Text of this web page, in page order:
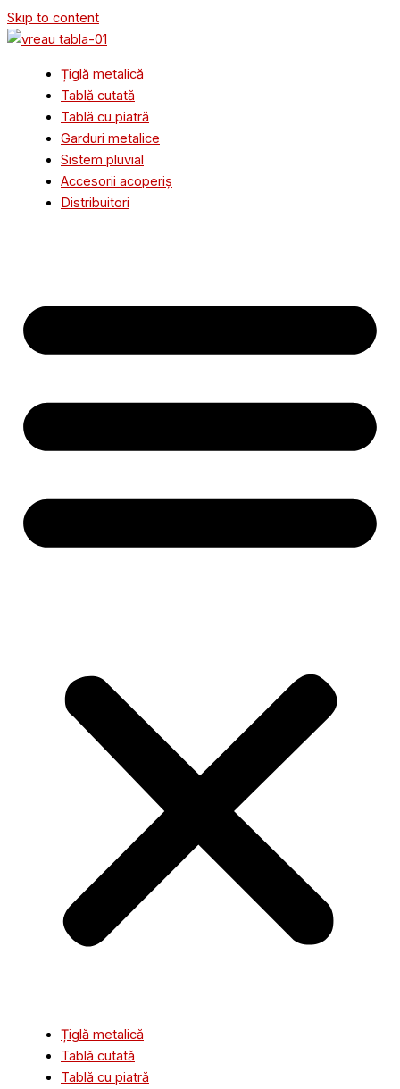
Skip to content
Țiglă metalică
Tablă cutată
Tablă cu piatră
Garduri metalice
Sistem pluvial
Accesorii acoperiș
Distribuitori
Țiglă metalică
Tablă cutată
Tablă cu piatră